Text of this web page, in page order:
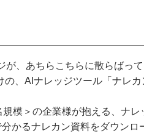
が、あちらこちらに散らばって
の、AIナレッジツール「ナレカ
規模＞の企業様が抱える、ナレ
かるナレカン資料をダウンロ